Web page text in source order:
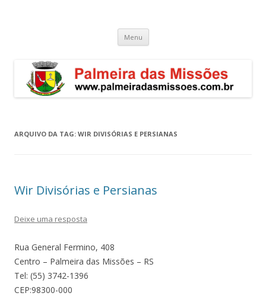
Menu Pular
o
ARQUIVO DA TAG: WIR DIVISÓRIAS E PERSIANAS
Wir Divisórias e Persianas
Deixe uma resposta
Rua General Fermino, 408
Centro – Palmeira das Missões – RS
Tel: (55) 3742-1396
CEP:98300-000